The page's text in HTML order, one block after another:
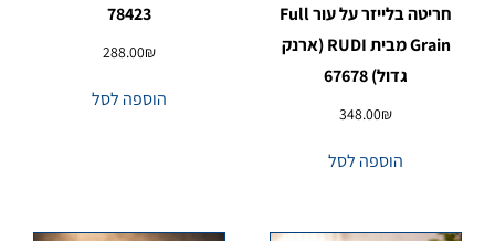
חריטה בלייזר על עור Full
Grain מבית RUDI (ארנק
גדול) 67678
348.00₪
הוספה לסל
78423
288.00₪
הוספה לסל